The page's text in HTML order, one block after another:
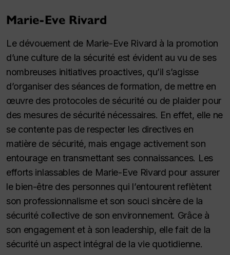
Marie-Eve Rivard
Le dévouement de Marie-Eve Rivard à la promotion
d’une culture de la sécurité est évident au vu de ses
nombreuses initiatives proactives, qu’il s’agisse
d’organiser des séances de formation, de mettre en
œuvre des protocoles de sécurité ou de plaider pour
des mesures de sécurité nécessaires. En effet, elle ne
se contente pas de respecter les directives en
matière de sécurité, mais engage activement son
entourage en transmettant ses connaissances. Les
efforts inlassables de Marie-Eve Rivard pour assurer
le bien-être des personnes qui l’entourent reflètent
son professionnalisme et son souci sincère de la
sécurité collective de son environnement. Grâce à
son engagement et à son leadership, elle fait de la
sécurité un aspect intégral de la vie quotidienne.